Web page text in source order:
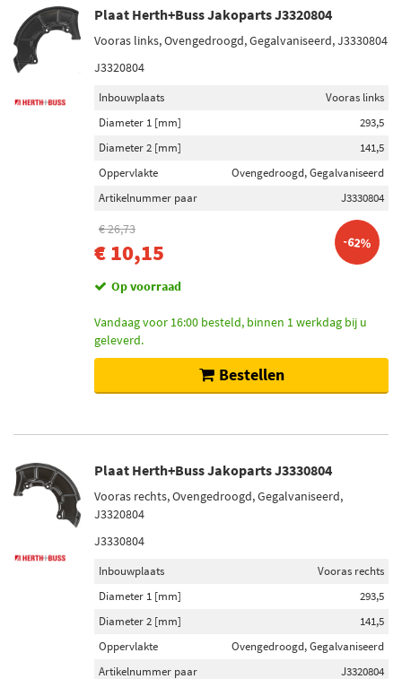
Plaat Herth+Buss Jakoparts J3320804
Vooras links, Ovengedroogd, Gegalvaniseerd, J3330804
J3320804
Inbouwplaats
Vooras links
Diameter 1 [mm]
293,5
Diameter 2 [mm]
141,5
Oppervlakte
Ovengedroogd, Gegalvaniseerd
Artikelnummer paar
J3330804
€ 26,73
€ 10,15 -62%
Op voorraad
Vandaag voor 16:00 besteld, binnen 1 werkdag bij u
geleverd.
Bestellen
Plaat Herth+Buss Jakoparts J3330804
Vooras rechts, Ovengedroogd, Gegalvaniseerd,
J3320804
J3330804
Inbouwplaats
Vooras rechts
Diameter 1 [mm]
293,5
Diameter 2 [mm]
141,5
Oppervlakte
Ovengedroogd, Gegalvaniseerd
Artikelnummer paar
J3320804